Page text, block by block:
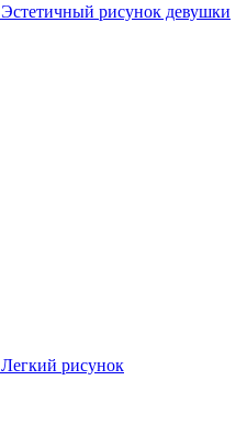
Эстетичный рисунок девушки
Легкий рисунок